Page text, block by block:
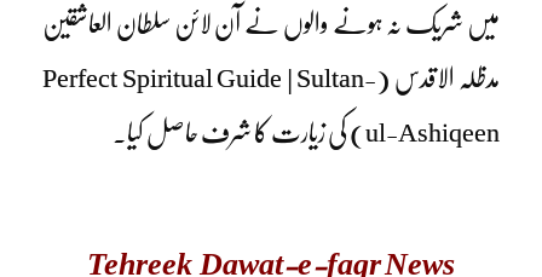
میں شریک نہ ہونے والوں نے آن لائن سلطان العاشقین
مدظلہ الاقدس (Perfect Spiritual Guide | Sultan-
ul-Ashiqeen) کی زیارت کا شرف حاصل کیا۔
Tehreek Dawat-e-faqr News